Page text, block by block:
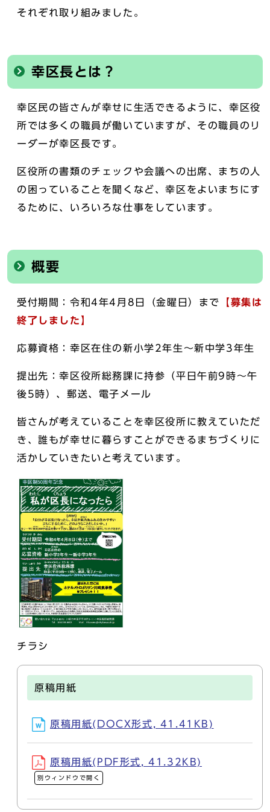
それぞれ取り組みました。
幸区長とは？
幸区民の皆さんが幸せに生活できるように、幸区役
所では多くの職員が働いていますが、その職員のリ
ーダーが幸区長です。
区役所の書類のチェックや会議への出席、まちの人
の困っていることを聞くなど、幸区をよいまちにす
るために、いろいろな仕事をしています。
概要
受付期間：令和4年4月8日（金曜日）まで
【募集は
終了しました】
応募資格：幸区在住の新小学2年生～新中学3年生
提出先：幸区役所総務課に持参（平日午前9時～午
後5時）、郵送、電子メール
皆さんが考えていることを幸区役所に教えていただ
き、誰もが幸せに暮らすことができるまちづくりに
活かしていきたいと考えています。
チラシ
原稿用紙
原稿用紙(DOCX形式, 41.41KB)
原稿用紙(PDF形式, 41.32KB)
別ウィンドウで開く